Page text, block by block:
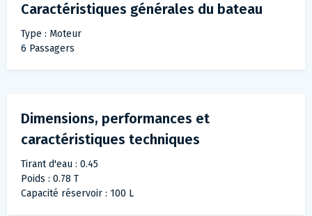
Caractéristiques générales du bateau
Type : Moteur
6 Passagers
Dimensions, performances et
caractéristiques techniques
Tirant d'eau : 0.45
Poids : 0.78 T
Capacité réservoir : 100 L